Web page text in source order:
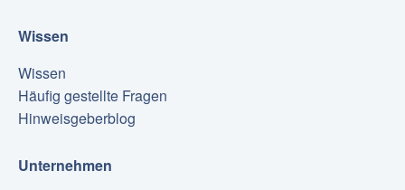
Wissen
Wissen
Häufig gestellte Fragen
Hinweisgeberblog
Unternehmen